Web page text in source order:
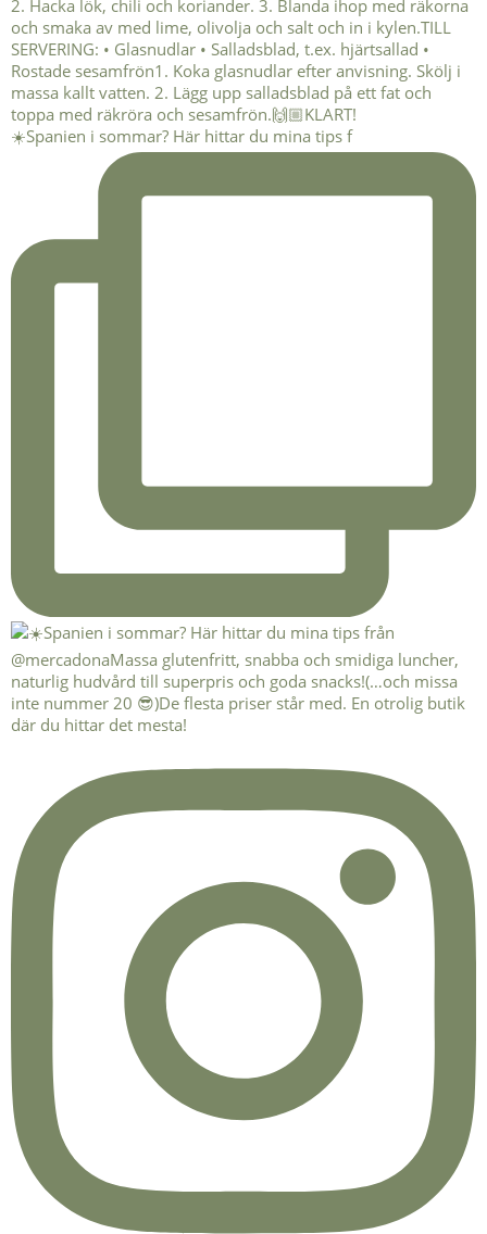
☀️Spanien i sommar? Här hittar du mina tips f